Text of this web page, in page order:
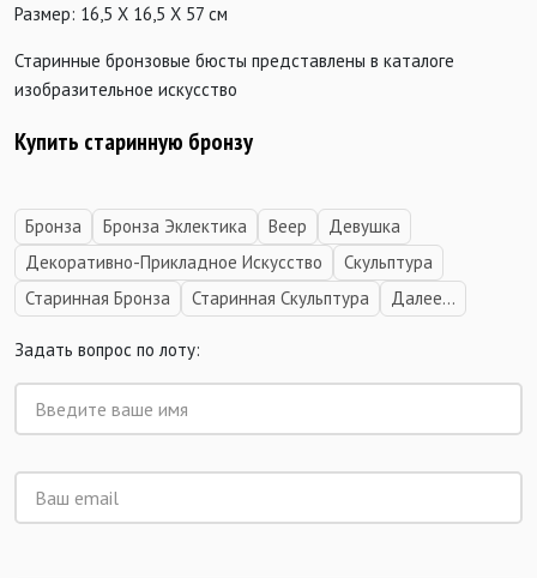
Размер: 16,5 Х 16,5 Х 57 см
Старинные бронзовые бюсты представлены в каталоге
изобразительное искусство
Купить старинную бронзу
Бронза Бронза Эклектика Веер
Девушка
Декоративно-Прикладное Искусство
Скульптура
Старинная Бронза
Старинная Скульптура Далее...
Задать вопрос по лоту: